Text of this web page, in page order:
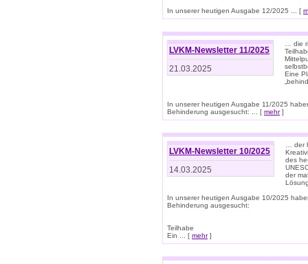
In unserer heutigen Ausgabe 12/2025 ... [
LVKM-Newsletter 11/2025
21.03.2025
… die
Eine
In unserer heutigen Ausgabe 11/2025
Behinderung ausgesucht: ... [ mehr]
LVKM-Newsletter 10/2025
14.03.2025
… der
des
der
In unserer heutigen Ausgabe 10/2025
Behinderung ausgesucht:
Teilhabe
Ein ... [ mehr]